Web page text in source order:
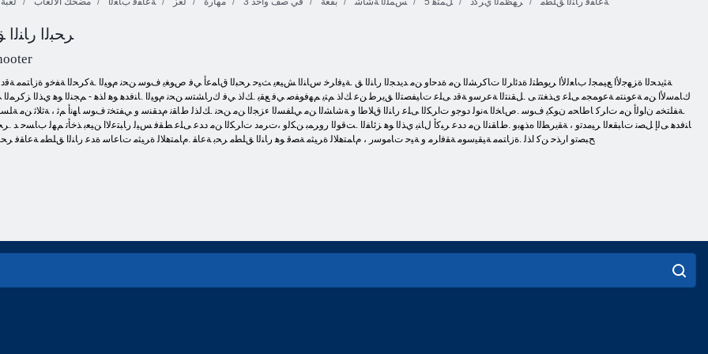
ﻱﺍﺩﻮﻴﻛ ﺔﺷﺍﺮﻔﻟﺍ
ﺮﺤﺒﻟﺍ
ﻙﺎﻤﺳﻷ ﺍ ﻦﻣ ﺔﻋﻮﻨﺘﻣ ﺔﻋﻮﻤﺠﻣ ﻰﻠﻋ ﻯﺬﻐﺘﺗ ﻰ .ﻞﻘﻨﺘﻟﺍ ﺔﻋﺮﺳﻭ ﺔﻗﺩ ﻰﻠﻋ ﺕﺎﻴﻔﺼﺘﻟﺍ ﻖﻳﺮﻃ ﻦﻋ ﻚﻟﺫ ﻢﺘﻳ ﻢﻬﻓﻮﻔﺻ ﻲﻓ ﻊﻘﻳ .ﻚﻟﺫ ﻲﻓ ﻙﺭﺎﺸﺘﺳ ﻦﺤﻧ ﻡﻮﻴﻟﺍ .ﺎﻨﻓﺪﻫ ﻮﻫ ﺍﺬﻫ - ﻢﺠﻨﻟﺍ ﻮﻫ ﻱﺬﻟﺍ ﺰﻛﺮﻤﻟﺍ
.ﺔﻔﻠﺘﺨﻣ ﻥﺍﻮﻟﺃ ﻦﻣ ﺕﺍﺮﻛ ﺎﻃﺎﺤﻣ ﻥﻮﻜﻳ ﻑﻮﺳ .ﺹﺎﺨﻟﺍ ﻪﻧﻮﻟ ﺩﻮﺟﻭ ﺕﺍﺮﻜﻟﺍ ﻰﻠﻋ ﺭﺎﻨﻟﺍ ﻕﻼ ﻃﺍ ﻭ ﺔﺷﺎﺸﻟﺍ ﻦﻣ ﻲﻠﻔﺴﻟﺍ ءﺰﺠﻟﺍ ﻦﻣ ﻦﺤﻧ .ﻚﻟﺬﻟ ﻁﺎﻘﻧ ﻡﺪﻘﻨﺳ ﻭ ﻲﻔﺘﺨﺗ ﻑﻮﺳ ﺎﻬﻧﺃ ﻢﺛ ، ﺔﺛﻼ ﺛ ﻦﻣ
ﺎﻨﻓﺪﻫ ﻰﻟﺇ ﻞﺼﻧ ﺕﺎﺒﻘﻌﻟﺍ ﺮﻴﻣﺪﺗﻭ ، ﺔﻘﻳﺮﻄﻟﺍ ﻩﺬﻬﺑﻭ .ﻁﺎﻘﻨﻟﺍ ﻦﻣ ﺩﺪﻋ ﺮﺒﻛﺃ ﻝﺎﻨﻳ ﻱﺬﻟﺍ ﻮﻫ ﺰﺋﺎﻔﻟﺍ .ﺖﻗﻮﻟﺍ ﺭﻭﺮﻤﺑ ﻦﻜﻟﻭ ،ﺕﺮﻣﺩ ﺕﺍﺮﻜﻟﺍ ﻦﻣ ﺩﺪﻋ ﻰﻠﻋ ﻂﻘﻓ ﺲﻴﻟ ﺭﺎﺒﺘﻋﻻ ﺍ ﻦﻴﻌﺑ ﺬﺧﺄﺗ ﻢﻬﻟ ﺏﺎﺴﺣ ﺪ
ﺢﺒﺼﺗﻭ ﺍﺭﺬﺣ ﻦﻛ ﺍﺬﻟ .ﺓﺯﺎﺘﻤﻣ ﺔﻴﻘﻴﺳﻮﻣ ﺔﻘﻓﺍﺮﻣ ﻭ ﺔﻴﺣ ﺕﺎﻣﻮﺳﺭ ، ﻡﺎﻤﺘﻫﻼ ﻟ ﺓﺮﻴﺜﻣ ﺔﺼﻗ ﻮﻫ ﺭﺎﻨﻟﺍ ﻖﻠﻄﻣ ﺮﺤﺑ ﺔﻋﺎﻘ .ﻡﺎﻤﺘﻫﻼ ﻟ ﺓﺮﻴﺜﻣ ﺕﺎﻋﺎﺳ ﺓﺪﻋ ﺭﺎﻨﻟﺍ ﻖﻠﻄﻣ ﺔﻋﺎﻘﻓ